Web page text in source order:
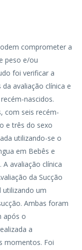
comprometer a
peso e/ou
foi verificar a
avaliação clínica e
nascidos.
com seis recém-
e três do sexo
utilizando-se o
em Bebês e
avaliação clínica
da Sucção
utilizando um
Ambas foram
após o
a
momentos. Foi